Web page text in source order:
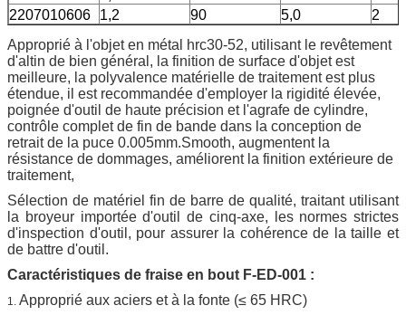
2207010606
1,2 90 5,0
2
Approprié à l'objet en métal hrc30-52, utilisant le revêtement
d'altin de bien général, la finition de surface d'objet est
meilleure, la polyvalence matérielle de traitement est plus
étendue, il est recommandée d'employer la rigidité élevée,
poignée d'outil de haute précision et l'agrafe de cylindre,
contrôle complet de fin de bande dans la conception de
retrait de la puce 0.005mm.Smooth, augmentent la
résistance de dommages, améliorent la finition extérieure de
traitement,
Sélection de matériel fin de barre de qualité, traitant utilisant
la broyeur importée d'outil de cinq-axe, les normes strictes
d'inspection d'outil, pour assurer la cohérence de la taille et
de battre d'outil.
Caractéristiques de fraise en bout F-ED-001 :
1. Approprié aux aciers et à la fonte (≤ 65 HRC)